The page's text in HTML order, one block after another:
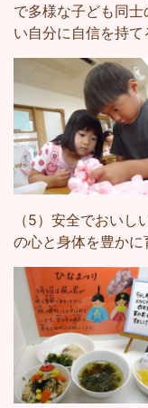
で多様な子ども同
い自分に自信を持て
（5）安全でおい
の心と身体を豊かに